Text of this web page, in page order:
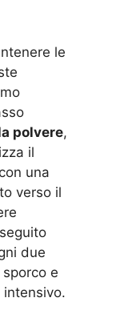
le
polvere,
il
con una
verso il
due
e